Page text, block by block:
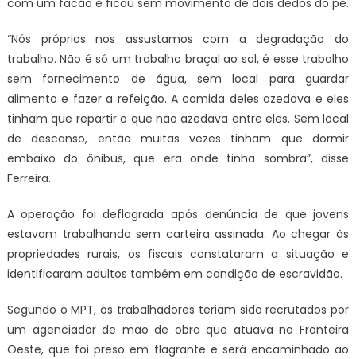
“Nós próprios nos assustamos com a degradação do
trabalho. Não é só um trabalho braçal ao sol, é esse trabalho
sem fornecimento de água, sem local para guardar
alimento e fazer a refeição. A comida deles azedava e eles
tinham que repartir o que não azedava entre eles. Sem local
de descanso, então muitas vezes tinham que dormir
embaixo do ônibus, que era onde tinha sombra”, disse
Ferreira.
A operação foi deflagrada após denúncia de que jovens
estavam trabalhando sem carteira assinada. Ao chegar às
propriedades rurais, os fiscais constataram a situação e
identificaram adultos também em condição de escravidão.
Segundo o MPT, os trabalhadores teriam sido recrutados por
um agenciador de mão de obra que atuava na Fronteira
Oeste, que foi preso em flagrante e será encaminhado ao